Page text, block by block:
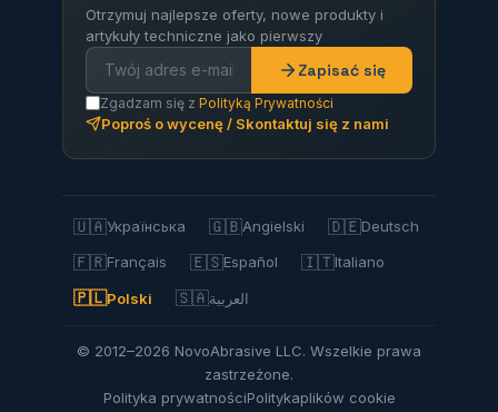
Otrzymuj najlepsze oferty, nowe produkty i
artykuły techniczne jako pierwszy
Zapisać się
Zgadzam się z Polityką Prywatności
Poproś o wycenę / Skontaktuj się z nami
🇺🇦Українська 🇬🇧Angielski 🇩🇪Deutsch
🇫🇷Français 🇪🇸Español 🇮🇹Italiano
🇵🇱Polski 🇸🇦العربية
© 2012–2026 NovoAbrasive LLC. Wszelkie prawa
zastrzeżone.
Polityka prywatnościPolitykaplików cookie